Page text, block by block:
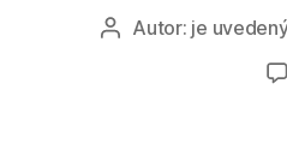
AutorAutor: je